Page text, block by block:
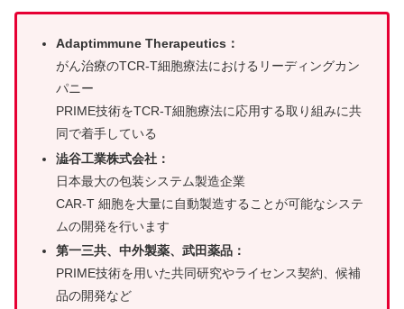
Adaptimmune Therapeutics：
がん治療のTCR-T細胞療法におけるリーディングカン
パニー
PRIME技術をTCR-T細胞療法に応用する取り組みに共
同で着手している
澁谷工業株式会社：
日本最大の包装システム製造企業
CAR-T 細胞を大量に自動製造することが可能なシステ
ムの開発を行います
第一三共、中外製薬、武田薬品：
PRIME技術を用いた共同研究やライセンス契約、候補
品の開発など